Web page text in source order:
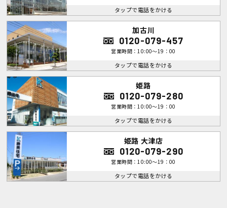
タップで電話をかける
加古川
0120-079-457
営業時間：10:00～19：00
タップで電話をかける
姫路
0120-079-280
営業時間：10:00～19：00
タップで電話をかける
姫路 大津店
0120-079-290
営業時間：10:00～19：00
タップで電話をかける